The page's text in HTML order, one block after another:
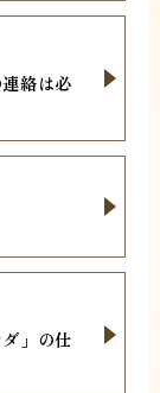
絡は必
」の仕